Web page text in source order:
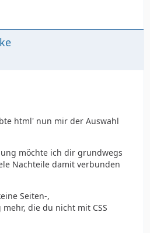
html' nun mir der Auswahl
möchte ich dir grundwegs
Nachteile damit verbunden
Seiten-,
die du nicht mit CSS